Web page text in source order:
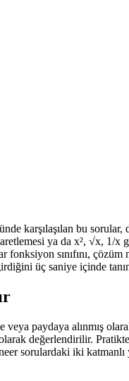
karşılaşılan bu
ya da x², √x, 1/x
fonksiyon sınıfını,
üç saniye içinde
paydaya alınmış olarak
değerlendirilir.
sorulardaki iki katmanlı